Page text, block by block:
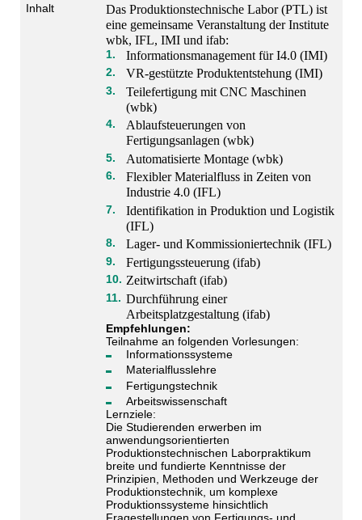
Inhalt
Das Produktionstechnische Labor (PTL) ist
eine gemeinsame Veranstaltung der Institute
wbk, IFL, IMI und ifab:
Informationsmanagement für I4.0 (IMI)
VR-gestützte Produktentstehung (IMI)
Teilefertigung mit CNC Maschinen
(wbk)
Ablaufsteuerungen von
Fertigungsanlagen (wbk)
Automatisierte Montage (wbk)
Flexibler Materialfluss in Zeiten von
Industrie 4.0 (IFL)
Identifikation in Produktion und Logistik
(IFL)
Lager- und Kommissioniertechnik (IFL)
Fertigungssteuerung (ifab)
Zeitwirtschaft (ifab)
Durchführung einer
Arbeitsplatzgestaltung (ifab)
Empfehlungen:
Teilnahme an folgenden Vorlesungen:
Informationssysteme
Materialflusslehre
Fertigungstechnik
Arbeitswissenschaft
Lernziele:
Die Studierenden erwerben im
anwendungsorientierten
Produktionstechnischen Laborpraktikum
breite und fundierte Kenntnisse der
Prinzipien, Methoden und Werkzeuge der
Produktionstechnik, um komplexe
Produktionssysteme hinsichtlich